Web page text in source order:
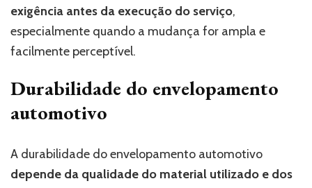
exigência antes da execução do serviço,
especialmente quando a mudança for ampla e
facilmente perceptível.
Durabilidade do envelopamento
automotivo
A durabilidade do envelopamento automotivo
depende da qualidade do material utilizado e dos